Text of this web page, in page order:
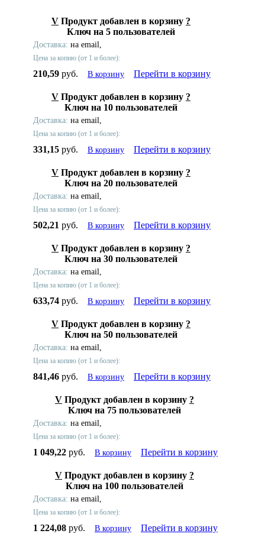
V Продукт добавлен в корзину ?
Ключ на 5 пользователей
Доставка: на email,
Цена за копию (от 1 и более):
210,59 руб. В корзину Перейти в корзину
V Продукт добавлен в корзину ?
Ключ на 10 пользователей
Доставка: на email,
Цена за копию (от 1 и более):
331,15 руб. В корзину Перейти в корзину
V Продукт добавлен в корзину ?
Ключ на 20 пользователей
Доставка: на email,
Цена за копию (от 1 и более):
502,21 руб. В корзину Перейти в корзину
V Продукт добавлен в корзину ?
Ключ на 30 пользователей
Доставка: на email,
Цена за копию (от 1 и более):
633,74 руб. В корзину Перейти в корзину
V Продукт добавлен в корзину ?
Ключ на 50 пользователей
Доставка: на email,
Цена за копию (от 1 и более):
841,46 руб. В корзину Перейти в корзину
V Продукт добавлен в корзину ?
Ключ на 75 пользователей
Доставка: на email,
Цена за копию (от 1 и более):
1 049,22 руб. В корзину Перейти в корзину
V Продукт добавлен в корзину ?
Ключ на 100 пользователей
Доставка: на email,
Цена за копию (от 1 и более):
1 224,08 руб. В корзину Перейти в корзину